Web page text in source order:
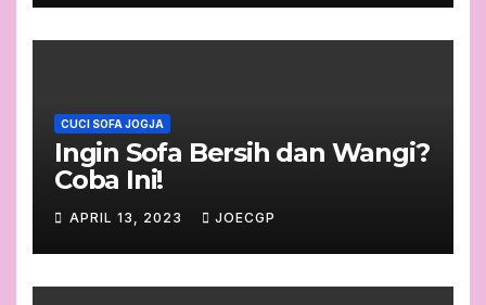
CUCI SOFA JOGJA
Ingin Sofa Bersih dan Wangi?
Coba Ini!
APRIL 13, 2023 JOECGP